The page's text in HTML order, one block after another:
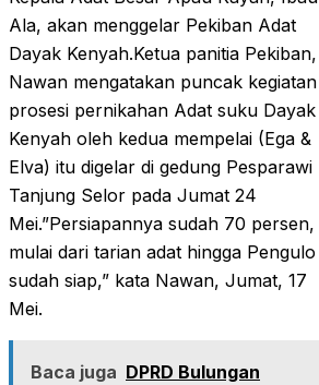
Ala, akan menggelar Pekiban Adat
Dayak Kenyah.Ketua panitia Pekiban,
Nawan mengatakan puncak kegiatan
prosesi pernikahan Adat suku Dayak
Kenyah oleh kedua mempelai (Ega &
Elva) itu digelar di gedung Pesparawi
Tanjung Selor pada Jumat 24
Mei.”Persiapannya sudah 70 persen,
mulai dari tarian adat hingga Pengulo
sudah siap,” kata Nawan, Jumat, 17
Mei.
Baca juga DPRD Bulungan